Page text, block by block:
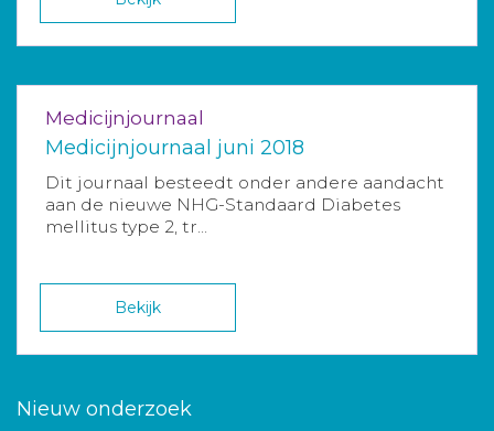
Medicijnjournaal
Medicijnjournaal juni 2018
Dit journaal besteedt onder andere aandacht
aan de nieuwe NHG-Standaard Diabetes
mellitus type 2, tr...
Bekijk
Nieuw onderzoek